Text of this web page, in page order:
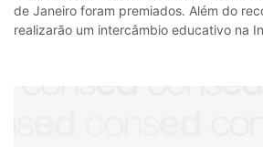
de Janeiro foram premiados. Além do
realizarão um intercâmbio educativo na